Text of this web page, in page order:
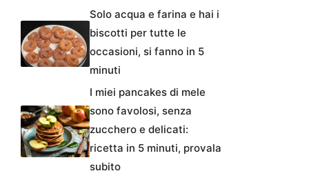
Solo acqua e farina e hai i
biscotti per tutte le
occasioni, si fanno in 5
minuti
I miei pancakes di mele
sono favolosi, senza
zucchero e delicati:
ricetta in 5 minuti, provala
subito